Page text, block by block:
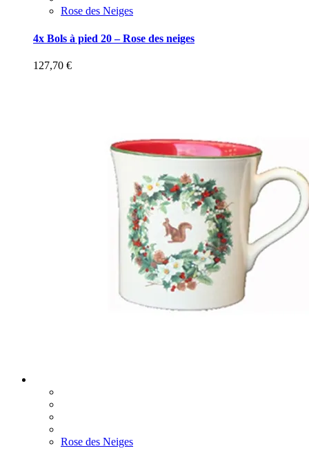
Rose des Neiges
4x Bols à pied 20 – Rose des neiges
127,70 €
Rose des Neiges